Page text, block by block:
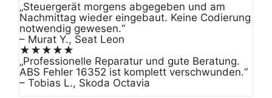
„Steuergerät morgens abgegeben und am
Nachmittag wieder eingebaut. Keine Codierung
notwendig gewesen.“
– Murat Y., Seat Leon
★★★★★
„Professionelle Reparatur und gute Beratung.
ABS Fehler 16352 ist komplett verschwunden.“
– Tobias L., Skoda Octavia